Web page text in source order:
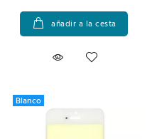
añadir a la cesta
Blanco